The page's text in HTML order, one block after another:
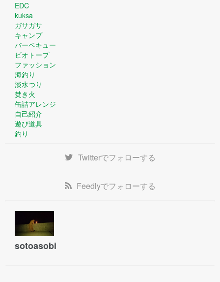
EDC
kuksa
ガサガサ
キャンプ
バーベキュー
ビオトープ
ファッション
海釣り
淡水つり
焚き火
缶詰アレンジ
自己紹介
遊び道具
釣り
Twitterでフォローする
Feedlyでフォローする
sotoasobi